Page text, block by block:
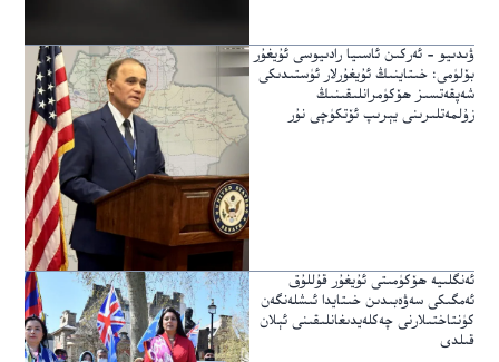
ۋىدىيو – ئەركىن ئاسىيا رادىيوسى ئۇيغۇر
بۆلۈمى: خىتاينىڭ ئۇيغۇرلار ئۈستىدىكى
شەپقەتسىز ھۆكۈمرانلىقىنىڭ
زۇلمەتلىرىنى يېرىپ ئۆتكۈچى نۇر
ئەنگلىيە ھۆكۈمىتى ئۇيغۇر قۇللۇق
ئەمگىكى سەۋەبىدىن خىتايدا ئىشلەنگەن
كۈنتاختىلارنى چەكلەيدىغانلىقىنى ئېلان
قىلدى